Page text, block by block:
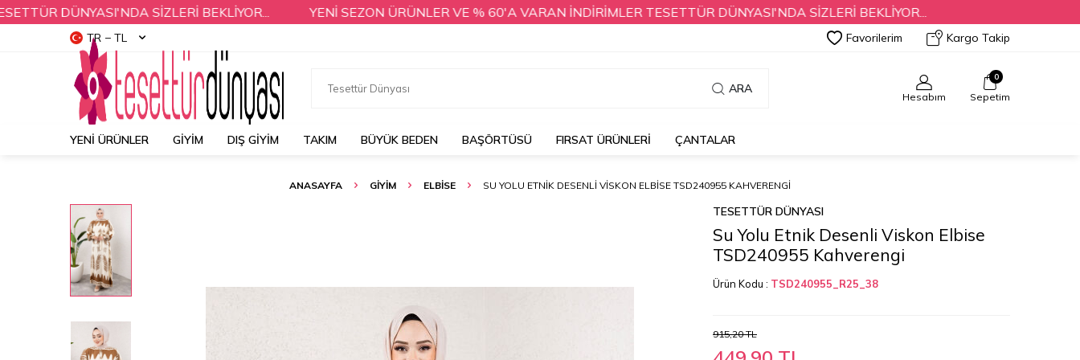
DÜNYASI'NDA SİZLERİ BEKLİYOR... YENİ SEZON ÜRÜNLER VE % 60'A VARAN İNDİRİMLER TESETTÜR DÜNYASI'NDA SİZLERİ BEKLİYOR...
TR − TL Favorilerim Kargo Takip
ARA
Hesabım
0
Sepetim
YENI ÜRÜNLER GİYİM DIŞ GİYİM TAKIM BÜYÜK BEDEN BAŞÖRTÜSÜ FIRSAT ÜRÜNLERİ ÇANTALAR
ANASAYFA GİYİM ELBİSE SU YOLU ETNIK DESENLI VISKON ELBISE TSD240955 KAHVERENGI
TESETTÜR DÜNYASI
Su Yolu Etnik Desenli Viskon Elbise
TSD240955 Kahverengi
Ürün Kodu : TSD240955_R25_38
915,20TL